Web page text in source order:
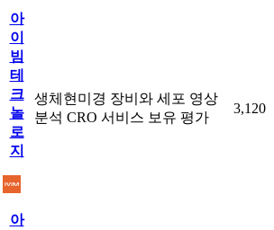
아
이
빔
테
크
놀
로
지
생체현미경 장비와 세포 영상
분석 CRO 서비스 보유 평가
3,120
아